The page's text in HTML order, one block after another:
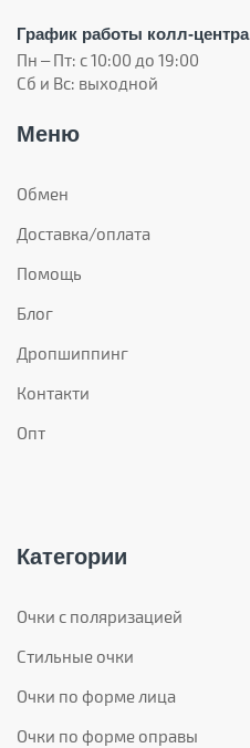
График работы колл-центра
Пн – Пт: с 10:00 до 19:00
Сб и Вс: выходной
Меню
Обмен
Доставка/оплата
Помощь
Блог
Дропшиппинг
Контакти
Опт
Категории
Очки с поляризацией
Стильные очки
Очки по форме лица
Очки по форме оправы